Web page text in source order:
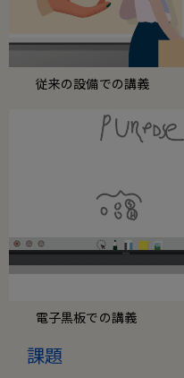
従来の設備での講義
電子黒板での講義
課題